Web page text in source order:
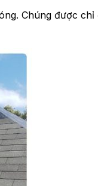
Chúng được